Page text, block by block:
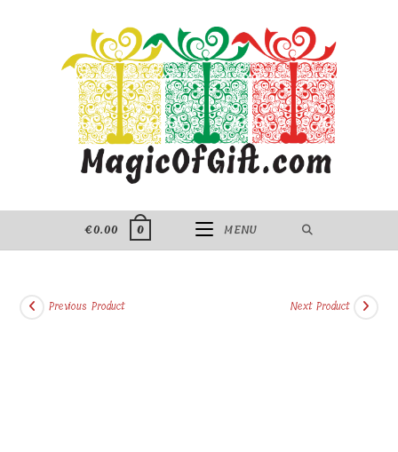
€0.00 0 MENU
Previous Product Next Product